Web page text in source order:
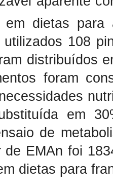
em dietas
utilizados 108
distribuídos
foram
em
de
de EMAn foi
dietas para